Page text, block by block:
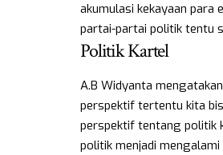
akumulasi kekayaan para
partai-partai politik tentu
Politik Kartel
A.B Widyanta
perspektif tertentu kita
perspektif tentang politik
politik menjadi